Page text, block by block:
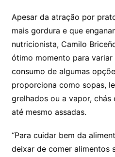
Apesar da atração por
mais gordura e que
nutricionista, Camilo
ótimo momento para
consumo de algumas
proporciona como sopas,
grelhados ou a vapor, chás
até mesmo assadas.
“Para cuidar bem da
deixar de comer alimentos